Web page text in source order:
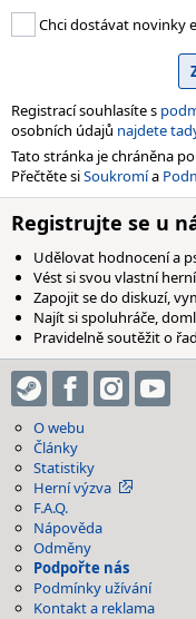
Chci dostávat novinky
Registrací souhlasíte s
osobních údajů najdete
Tato stránka je chráněna
Přečtěte siSoukromía
Registrujte se u
Udělovat hodnocení a
Vést si svou vlastní
Zapojit se do diskuzí,
Najít si spoluhráče,
Pravidelně soutěžit o
O webu
Články
Statistiky
Herní výzva
F.A.Q.
Nápověda
Odměny
Podpořte nás
Podmínky užívání
Kontakt a reklama